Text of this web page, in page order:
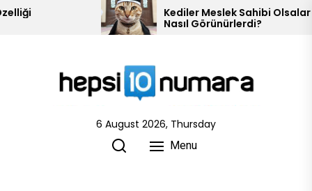
Skip
Kediler Meslek Sahibi Olsalar
Nasıl Görünürlerdi?
6 August 2026, Thursday
Menu